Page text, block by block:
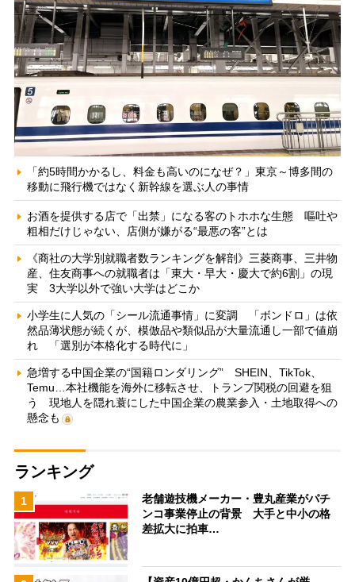
「約5時間かかるし、料金も高いのになぜ？」東京～博多間の
移動に飛行機ではなく新幹線を選ぶ人の事情
お酒を提供する店で「出禁」になる客のトホホな生態 嘔吐や
粗相だけじゃない、店側が嫌がる“最悪の客”とは
《商社の大学別就職者数ランキングを解剖》三菱商事、三井物
産、住友商事への就職者は「東大・早大・慶大で約6割」の現
実 3大学以外で強い大学はどこか
小学生に人気の「シール流通事情」に変調 「ボンドロ」は依
然品薄状態が続くが、模倣品や類似品が大量流通し一部で値崩
れ 「選別が本格化する時代に」
急増する中国企業の“国籍ロンダリング” SHEIN、TikTok、
Temu…本社機能を海外に移転させ、トランプ関税の回避を狙
う 現地人を隠れ蓑にした中国企業の農業参入・土地取得への
懸念も
ランキング
1
老舗遊技機メーカー・豊丸産業がパチ
ンコ事業停止の背景 大手と中小の格
差拡大に拍車…